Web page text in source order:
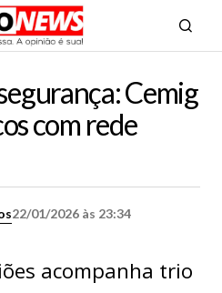
Cemig
com rede
22/01/2026 às 23:34